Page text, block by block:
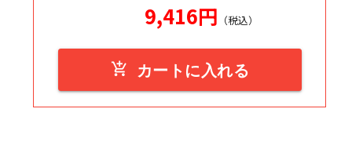
9,416円 （税込）
add_shopping_cart カートに入れる